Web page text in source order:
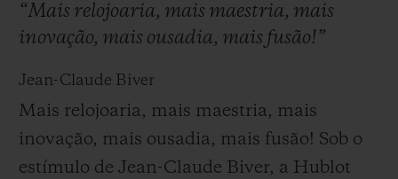
“Mais relojoaria, mais maestria, mais
inovação, mais ousadia, mais fusão!”
Jean-Claude Biver
Mais relojoaria, mais maestria, mais
inovação, mais ousadia, mais fusão! Sob o
estímulo de Jean-Claude Biver, a Hublot